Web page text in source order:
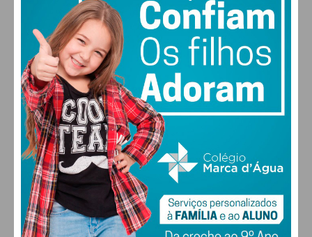
29°
SÁB
27
DOM
28°
SEG TER
FARMACIAS DE SERVIÇO EM PAÇOS DE
FERREIRA